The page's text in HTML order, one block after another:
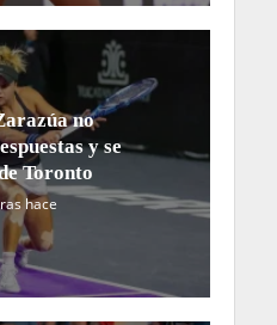
no
y se
Toronto
hace